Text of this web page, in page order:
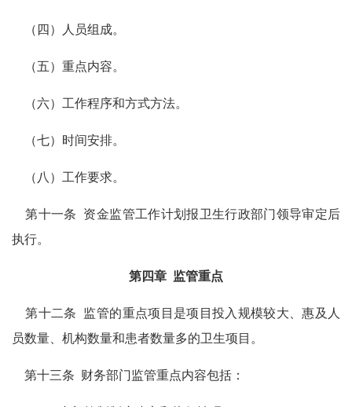
（四）人员组成。
（五）重点内容。
（六）工作程序和方式方法。
（七）时间安排。
（八）工作要求。
第十一条
资金监管工作计划报卫生行政部门领导审定后
执行。
第四章 监管重点
第十二条
监管的重点项目是项目投入规模较大、惠及人
员数量、机构数量和患者数量多的卫生项目。
第十三条 财务部门监管重点内容包括：